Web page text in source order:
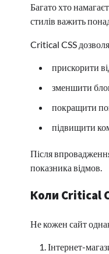
Багато хто
стилів важить
Critical CSS
прискорити
зменшити
покращити
підвищити
Після
показника відмов.
Коли Critical
Не кожен сайт
Інтернет-